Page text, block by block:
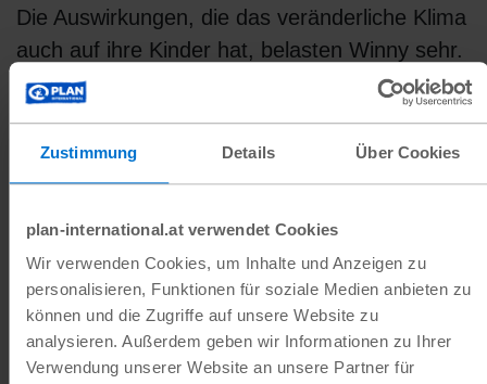
Zustimmung Details Über Cookies
plan-international.at verwendet Cookies
Wir verwenden Cookies, um Inhalte und Anzeigen zu
personalisieren, Funktionen für soziale Medien anbieten zu
können und die Zugriffe auf unsere Website zu
analysieren. Außerdem geben wir Informationen zu Ihrer
Verwendung unserer Website an unsere Partner für
Die Auswirkungen, die das veränderliche Klima
auch auf ihre Kinder hat, belasten Winny sehr.
Ohne jedes Einkommen scheint selbst der
Zyklone haben meine Kinder emotional
mitgenommen. Ich konnte sie nicht zur Schule
nicht mehr hingehen“, sagt sie. „Ich sage
ihnen, dass unser Leben vielleicht nie wieder
normal sein wird. Wir müssen vielleicht das
Land anderer Leute bewirtschaften, nur, um zu
überleben.“